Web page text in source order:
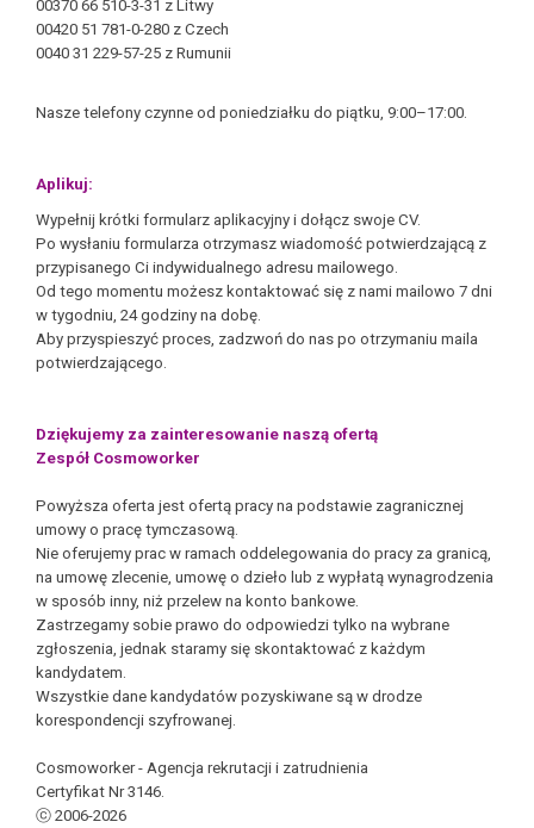
00370 66 510-3-31 z Litwy
00420 51 781-0-280 z Czech
0040 31 229-57-25 z Rumunii
Nasze telefony czynne od poniedziałku do piątku, 9:00–17:00.
Aplikuj:
Wypełnij krótki formularz aplikacyjny i dołącz swoje CV.
Po wysłaniu formularza otrzymasz wiadomość potwierdzającą z
przypisanego Ci indywidualnego adresu mailowego.
Od tego momentu możesz kontaktować się z nami mailowo 7 dni
w tygodniu, 24 godziny na dobę.
Aby przyspieszyć proces, zadzwoń do nas po otrzymaniu maila
potwierdzającego.
Dziękujemy za zainteresowanie naszą ofertą
Zespół Cosmoworker
Powyższa oferta jest ofertą pracy na podstawie zagranicznej
umowy o pracę tymczasową.
Nie oferujemy prac w ramach oddelegowania do pracy za granicą,
na umowę zlecenie, umowę o dzieło lub z wypłatą wynagrodzenia
w sposób inny, niż przelew na konto bankowe.
Zastrzegamy sobie prawo do odpowiedzi tylko na wybrane
zgłoszenia, jednak staramy się skontaktować z każdym
kandydatem.
Wszystkie dane kandydatów pozyskiwane są w drodze
korespondencji szyfrowanej.
Cosmoworker - Agencja rekrutacji i zatrudnienia
Certyfikat Nr 3146.
ⓒ 2006-2026